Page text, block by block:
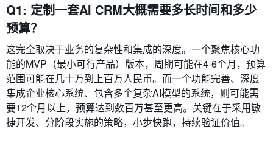
Q1: 定制一套AI CRM大概需要多长时间和多少
预算？
这完全取决于业务的复杂性和集成的深度。一个聚焦核心功
能的MVP（最小可行产品）版本，周期可能在4-6个月，预算
范围可能在几十万到上百万人民币。而一个功能完善、深度
集成企业核心系统、包含多个复杂AI模型的系统，则可能需
要12个月以上，预算达到数百万甚至更高。关键在于采用敏
捷开发、分阶段实施的策略，小步快跑，持续验证价值。